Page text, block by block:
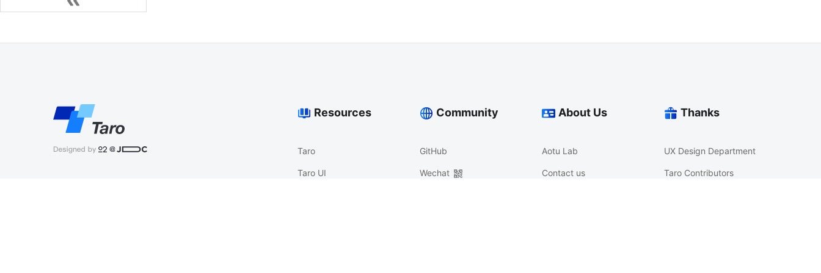
Resources
Taro
Taro UI
Community
GitHub
Wechat
About Us
Aotu Lab
Contact us
Thanks
UX Design Department
Taro Contributors